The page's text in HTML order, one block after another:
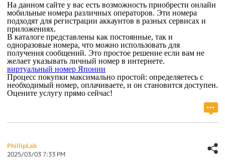
На данном сайте у вас есть возможность приобрести онлайн
мобильные номера различных операторов. Эти номера
подходят для регистрации аккаунтов в разных сервисах и
приложениях.
В каталоге представлены как постоянные, так и
одноразовые номера, что можно использовать для
получения сообщений. Это простое решение если вам не
желает указывать личный номер в интернете.
виртуальный номер Японии
Процесс покупки максимально простой: определяетесь с
необходимый номер, оплачиваете, и он становится доступен.
Оцените услугу прямо сейчас!
PhillipLab
2025/03/03 7:33 PM